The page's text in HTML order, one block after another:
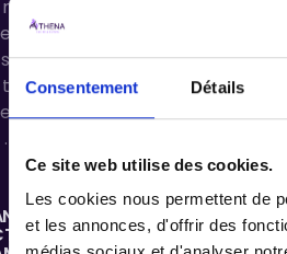
Consentement Détails
Ce site web utilise des cookies.
Les cookies nous permettent de
et les annonces, d'offrir des
r
e
s
t
e
.